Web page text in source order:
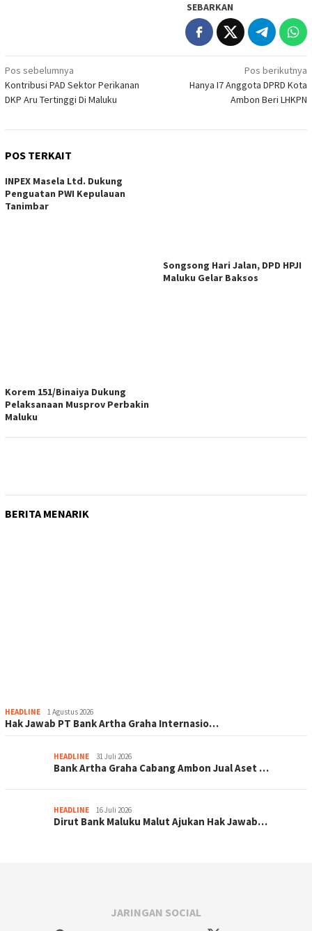
SEBARKAN
Navigasi
pos
Pos sebelumnya
Kontribusi PAD Sektor Perikanan
DKP Aru Tertinggi Di Maluku
Pos berikutnya
Hanya I7 Anggota DPRD Kota
Ambon Beri LHKPN
POS TERKAIT
INPEX Masela Ltd. Dukung
Penguatan PWI Kepulauan
Tanimbar
Songsong Hari Jalan, DPD HPJI
Maluku Gelar Baksos
Korem 151/Binaiya Dukung
Pelaksanaan Musprov Perbakin
Maluku
BERITA MENARIK
HEADLINE 1 Agustus 2026
Hak Jawab PT Bank Artha Graha Internasio…
HEADLINE 31 Juli 2026
Bank Artha Graha Cabang Ambon Jual Aset …
HEADLINE 16 Juli 2026
Dirut Bank Maluku Malut Ajukan Hak Jawab…
JARINGAN SOCIAL